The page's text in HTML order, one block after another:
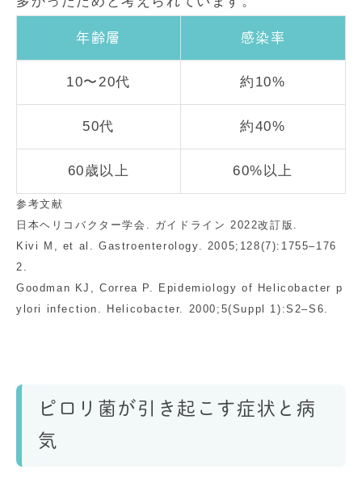
年齢層 感染率
10〜20代 約10%
50代 約40%
60歳以上 60%以上
参考文献
日本ヘリコバクター学会. ガイドライン 2022改訂版.
Kivi M, et al. Gastroenterology. 2005;128(7):1755–176
2.
Goodman KJ, Correa P. Epidemiology of Helicobacter p
ylori infection. Helicobacter. 2000;5(Suppl 1):S2–S6.
ピロリ菌が引き起こす症状と病
気